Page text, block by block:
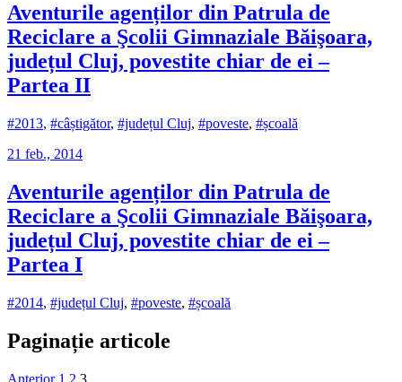
Aventurile agenților din Patrula de
Reciclare a Şcolii Gimnaziale Băişoara,
județul Cluj, povestite chiar de ei –
Partea II
#2013, #câștigător, #județul Cluj, #poveste, #școală
21 feb., 2014
Aventurile agenților din Patrula de
Reciclare a Şcolii Gimnaziale Băişoara,
județul Cluj, povestite chiar de ei –
Partea I
#2014, #județul Cluj, #poveste, #școală
Paginație articole
Anterior 1 2 3